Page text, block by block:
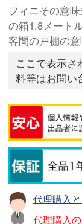
フィニその意
の箱1.8メート
客間の戸棚の意
ここで表示さ
料等はお問い
代理購入
代理購入